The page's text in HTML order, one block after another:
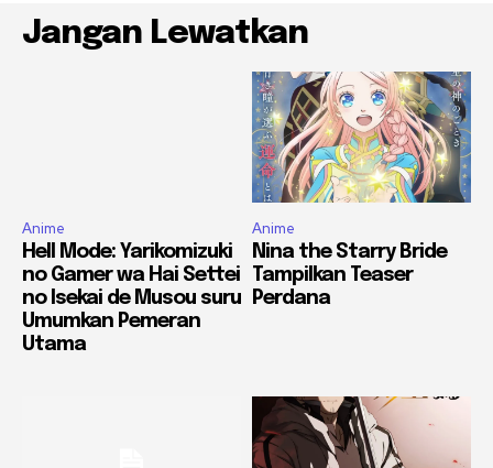
Jangan Lewatkan
Anime
Hell Mode: Yarikomizuki
no Gamer wa Hai Settei
no Isekai de Musou suru
Umumkan Pemeran
Utama
Anime
Nina the Starry Bride
Tampilkan Teaser
Perdana